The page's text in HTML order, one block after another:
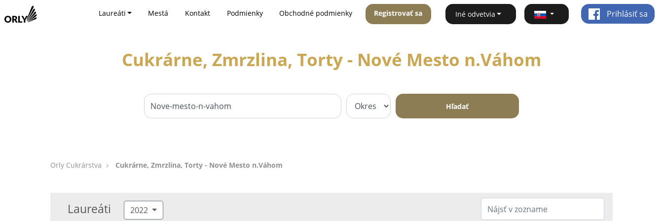
Laureáti Mestá Kontakt Podmienky Obchodné podmienky Registrovať sa Iné odvetvia Prihlásiť sa
Cukrárne, Zmrzlina, Torty - Nové Mesto n.Váhom
Hľadať
Orly Cukrárstva Cukrárne, Zmrzlina, Torty - Nové Mesto n.Váhom
Laureáti 2022